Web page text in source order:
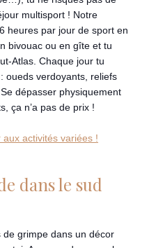
multisport ! Notre
heures par jour de sport en
bivouac ou en gîte et tu
Atlas. Chaque jour tu
oueds verdoyants, reliefs
dépasser physiquement
ça n’a pas de prix !
activités variées !
dans le sud
de grimpe dans un décor